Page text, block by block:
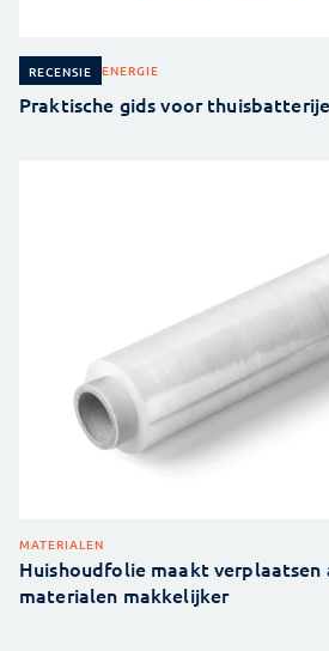
RECENSIE ENERGIE
Praktische gids voor
MATERIALEN
Huishoudfolie maakt
materialen makkelijker